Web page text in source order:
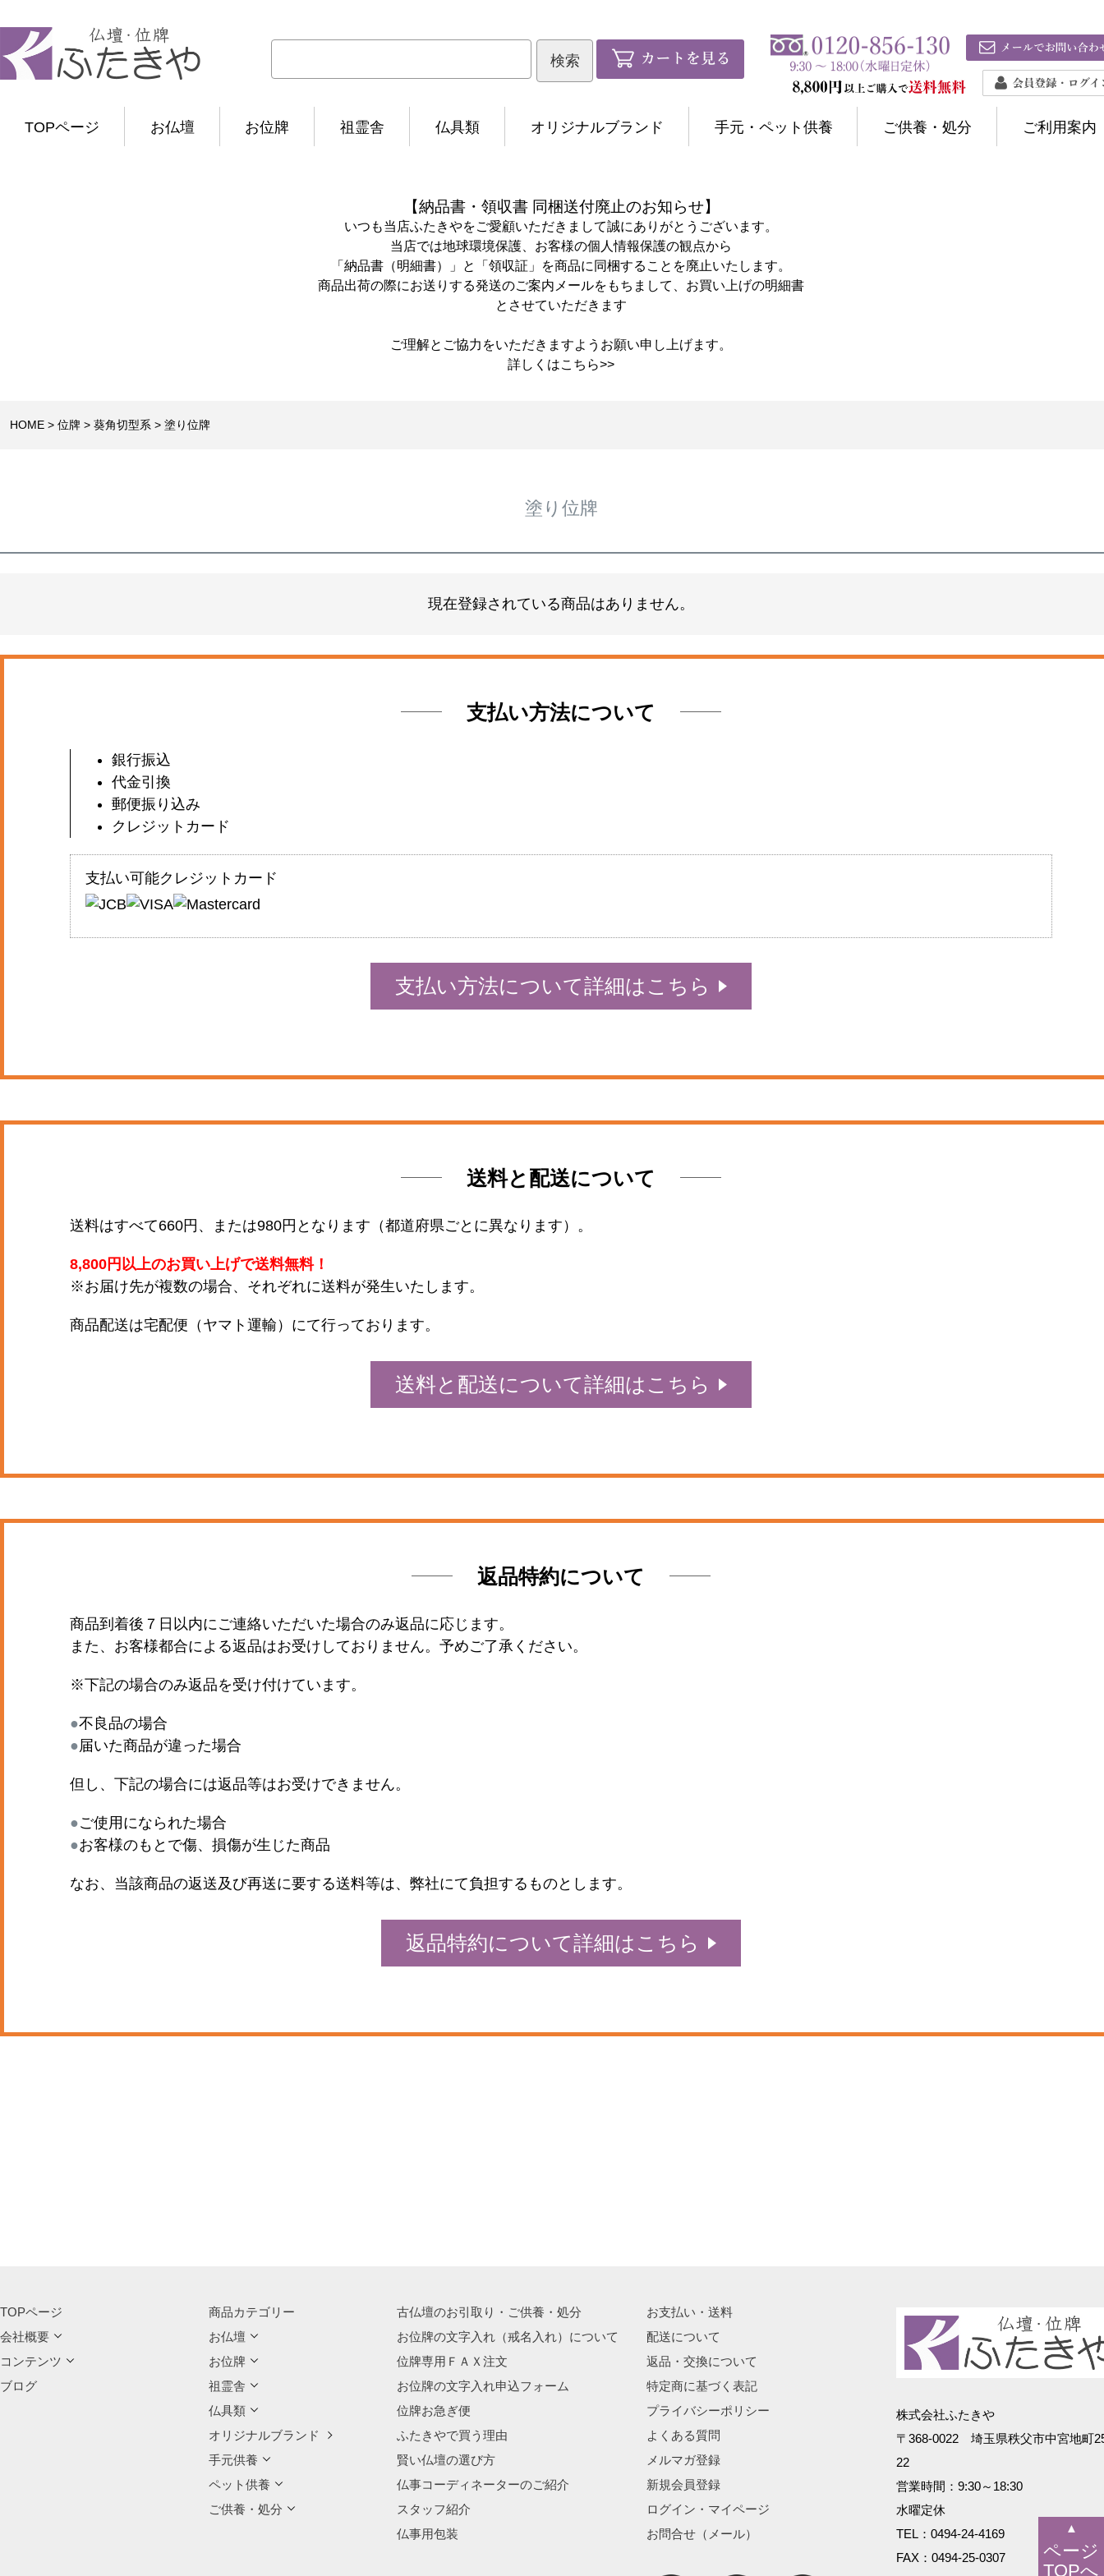
TOPページ お仏壇 お位牌 祖霊舎 仏具類 オリジナルブランド 手元・ペット供養 ご供養・処分 ご利用案内
【納品書・領収書 同梱送付廃止のお知らせ】
いつも当店ふたきやをご愛顧いただきまして誠にありがとうございます。
当店では地球環境保護、お客様の個人情報保護の観点から
「納品書（明細書）」と「領収証」を商品に同梱することを廃止いたします。
商品出荷の際にお送りする発送のご案内メールをもちまして、お買い上げの明細書
とさせていただきます
ご理解とご協力をいただきますようお願い申し上げます。
詳しくはこちら>>
HOME 位牌 葵角切型系 塗り位牌
塗り位牌
現在登録されている商品はありません。
支払い方法について
銀行振込
代金引換
郵便振り込み
クレジットカード
支払い可能クレジットカード
支払い方法について詳細はこちら
送料と配送について
送料はすべて660円、または980円となります（都道府県ごとに異なります）。
8,800円以上のお買い上げで送料無料！
※お届け先が複数の場合、それぞれに送料が発生いたします。
商品配送は宅配便（ヤマト運輸）にて行っております。
送料と配送について詳細はこちら
返品特約について
商品到着後７日以内にご連絡いただいた場合のみ返品に応じます。
また、お客様都合による返品はお受けしておりません。予めご了承ください。
※下記の場合のみ返品を受け付けています。
●不良品の場合
●届いた商品が違った場合
但し、下記の場合には返品等はお受けできません。
●ご使用になられた場合
●お客様のもとで傷、損傷が生じた商品
なお、当該商品の返送及び再送に要する送料等は、弊社にて負担するものとします。
返品特約について詳細はこちら
TOPページ
会社概要
コンテンツ
ブログ
商品カテゴリー
お仏壇
お位牌
祖霊舎
仏具類
オリジナルブランド
手元供養
ペット供養
ご供養・処分
古仏壇のお引取り・ご供養・処分
お位牌の文字入れ（戒名入れ）について
位牌専用ＦＡＸ注文
お位牌の文字入れ申込フォーム
位牌お急ぎ便
ふたきやで買う理由
賢い仏壇の選び方
仏事コーディネーターのご紹介
スタッフ紹介
仏事用包装
お支払い・送料
配送について
返品・交換について
特定商に基づく表記
プライバシーポリシー
よくある質問
メルマガ登録
新規会員登録
ログイン・マイページ
お問合せ（メール）
株式会社ふたきや
〒368-0022 埼玉県秩父市中宮地町
22
営業時間：9:30～18:30
水曜定休
TEL：0494-24-4169
FAX：0494-25-0307
▲
ページ
TOPへ